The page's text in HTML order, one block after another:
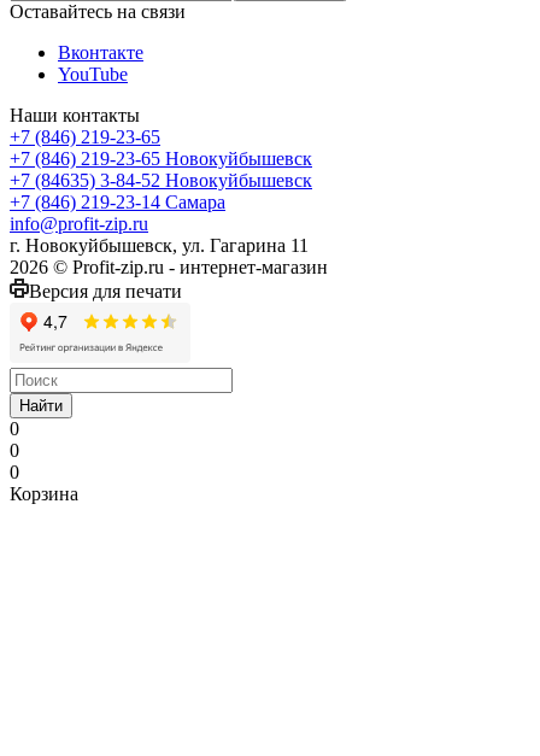
Оставайтесь на связи
Вконтакте
YouTube
Наши контакты
+7 (846) 219-23-65
+7 (846) 219-23-65 Новокуйбышевск
+7 (84635) 3-84-52 Новокуйбышевск
+7 (846) 219-23-14 Самара
info@profit-zip.ru
г. Новокуйбышевск, ул. Гагарина 11
2026 © Profit-zip.ru - интернет-магазин
Версия для печати
Найти
0
0
0
Корзина